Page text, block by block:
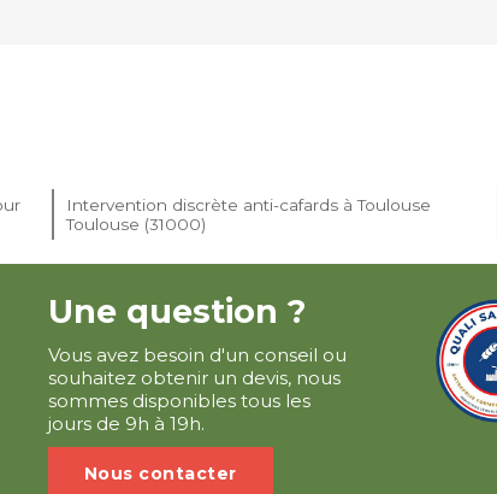
Intervention discrète anti-cafards à Toulouse
Toulouse (31000)
Une question ?
Vous avez besoin d'un conseil ou
souhaitez obtenir un devis, nous
sommes disponibles tous les
jours de 9h à 19h.
Nous contacter